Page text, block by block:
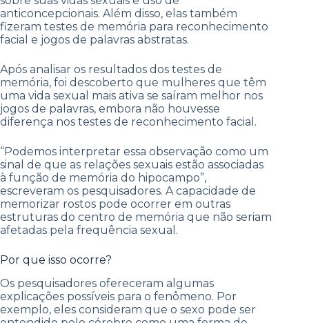
anticoncepcionais. Além disso, elas também
fizeram testes de memória para reconhecimento
facial e jogos de palavras abstratas.
Após analisar os resultados dos testes de
memória, foi descoberto que mulheres que têm
uma vida sexual mais ativa se saíram melhor nos
jogos de palavras, embora não houvesse
diferença nos testes de reconhecimento facial.
“Podemos interpretar essa observação como um
sinal de que as relações sexuais estão associadas
à função de memória do hipocampo”,
escreveram os pesquisadores. A capacidade de
memorizar rostos pode ocorrer em outras
estruturas do centro de memória que não seriam
afetadas pela frequência sexual.
Por que isso ocorre?
Os pesquisadores ofereceram algumas
explicações possíveis para o fenômeno. Por
exemplo, eles consideram que o sexo pode ser